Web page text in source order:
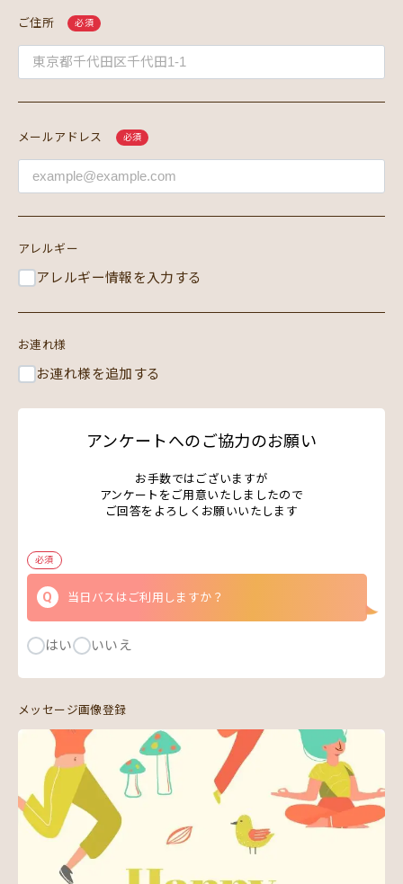
ご住所 必須
メールアドレス 必須
アレルギー
アレルギー情報を入力する
お連れ様
お連れ様を追加する
アンケートへのご協力のお願い
お手数ではございますが
アンケートをご用意いたしましたので
ご回答をよろしくお願いいたします
必須
当日バスはご利用しますか？
はい いいえ
メッセージ画像登録